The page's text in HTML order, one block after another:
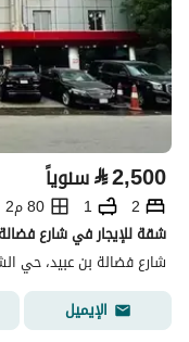
⃁2,500 سنوياً
2
1
80 م2
شارع فضالة بن عبيد، حي
الإيميل